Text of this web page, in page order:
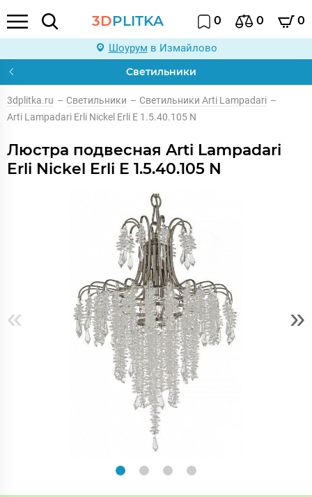
3DPLITKA 0 0 0
Шоурум в Измайлово
Светильники
3dplitka.ru – Светильники – Светильники Arti Lampadari –
Arti Lampadari Erli Nickel Erli E 1.5.40.105 N
Люстра подвесная Arti Lampadari
Erli Nickel Erli E 1.5.40.105 N
« »